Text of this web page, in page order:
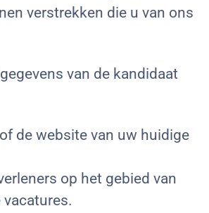
verstrekken die u van ons
van de kandidaat
de website van uw huidige
op het gebied van